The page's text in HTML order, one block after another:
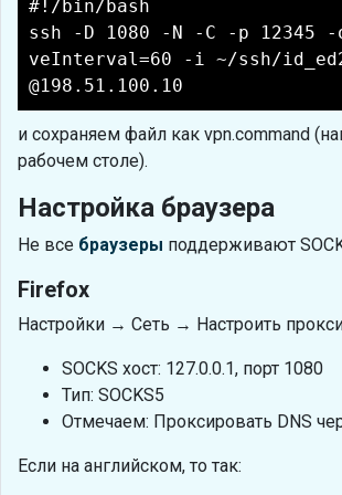
#!/bin/bash
ssh -D 1080 -N -C -p 12345
veInterval=60 -i ~/ssh/
@198.51.100.10
и сохраняем файл как vpn.command
рабочем столе).
Настройка браузера
Не все браузеры поддерживают
Firefox
Настройки → Сеть → Настроить
SOCKS хост: 127.0.0.1, порт 1080
Тип: SOCKS5
Отмечаем: Проксировать DNS
Если на английском, то так: